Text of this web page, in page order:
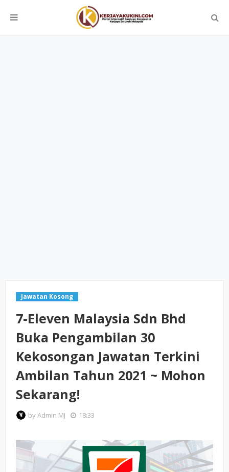
Jawatan Kosong
7-Eleven Malaysia Sdn Bhd
Buka Pengambilan 30
Kekosongan Jawatan Terkini
Ambilan Tahun 2021 ~ Mohon
Sekarang!
byAdmin MJ 18:33